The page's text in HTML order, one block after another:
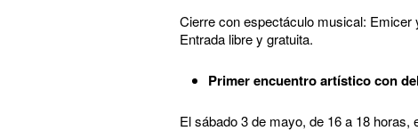
Cierre con espectáculo musical:
Entrada libre y gratuita.
Primer encuentro artístico con
El sábado 3 de mayo, de 16 a 18 horas,